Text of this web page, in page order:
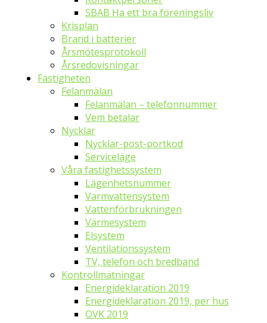
SBAB Ha ett bra föreningsliv
Krisplan
Brand i batterier
Årsmötesprotokoll
Årsredovisningar
Fastigheten
Felanmälan
Felanmälan – telefonnummer
Vem betalar
Nycklar
Nycklar-post-portkod
Serviceläge
Våra fastighetssystem
Lägenhetsnummer
Varmvattensystem
Vattenförbrukningen
Värmesystem
Elsystem
Ventilationssystem
TV, telefon och bredband
Kontrollmätningar
Energideklaration 2019
Energideklaration 2019, per hus
OVK 2019